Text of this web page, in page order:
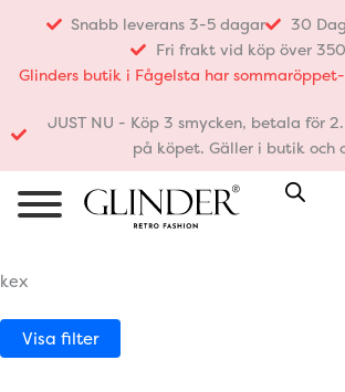
innehåll
Snabb leverans 3-5 dagar
30
Fri frakt vid köp över
Glinders butik i Fågelsta har
JUST NU - Köp 3 smycken, betala för
på köpet. Gäller i butik och
kex
Visa filter